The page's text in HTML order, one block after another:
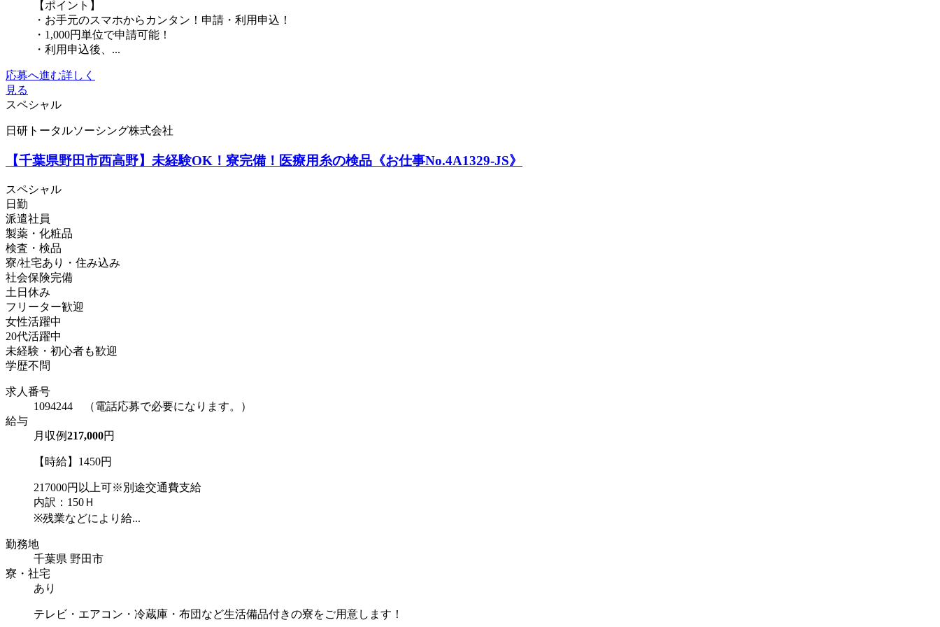
【ポイント】
・お手元のスマホからカンタン！申請・利用申込！
・1,000円単位で申請可能！
・利用申込後、...
応募へ進む詳しく
見る
スペシャル
日研トータルソーシング株式会社
【千葉県野田市西高野】未経験OK！寮完備！医療用糸の検品《お仕事No.4A1329-JS》
スペシャル
日勤
派遣社員
製薬・化粧品
検査・検品
寮/社宅あり・住み込み
社会保険完備
土日休み
フリーター歓迎
女性活躍中
20代活躍中
未経験・初心者も歓迎
学歴不問
求人番号
1094244 （電話応募で必要になります。）
給与
月収例217,000円
【時給】1450円
217000円以上可※別途交通費支給
内訳：150Ｈ
※残業などにより給...
勤務地
千葉県 野田市
寮・社宅
あり
テレビ・エアコン・冷蔵庫・布団など生活備品付きの寮をご用意します！